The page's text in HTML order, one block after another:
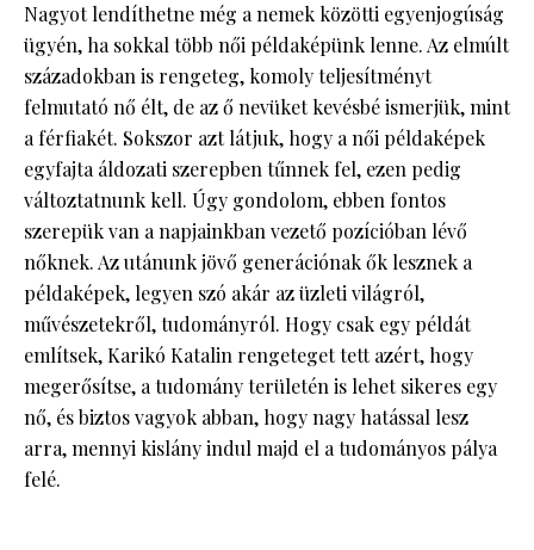
Nagyot lendíthetne még a nemek közötti egyenjogúság
ügyén, ha sokkal több női példaképünk lenne. Az elmúlt
századokban is rengeteg, komoly teljesítményt
felmutató nő élt, de az ő nevüket kevésbé ismerjük, mint
a férfiakét. Sokszor azt látjuk, hogy a női példaképek
egyfajta áldozati szerepben tűnnek fel, ezen pedig
változtatnunk kell. Úgy gondolom, ebben fontos
szerepük van a napjainkban vezető pozícióban lévő
nőknek. Az utánunk jövő generációnak ők lesznek a
példaképek, legyen szó akár az üzleti világról,
művészetekről, tudományról. Hogy csak egy példát
említsek, Karikó Katalin rengeteget tett azért, hogy
megerősítse, a tudomány területén is lehet sikeres egy
nő, és biztos vagyok abban, hogy nagy hatással lesz
arra, mennyi kislány indul majd el a tudományos pálya
felé.